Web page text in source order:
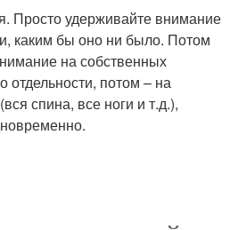
Просто удерживайте внимание
каким бы оно ни было. Потом
на собственных
потом – на
спина, все ноги и т.д.),